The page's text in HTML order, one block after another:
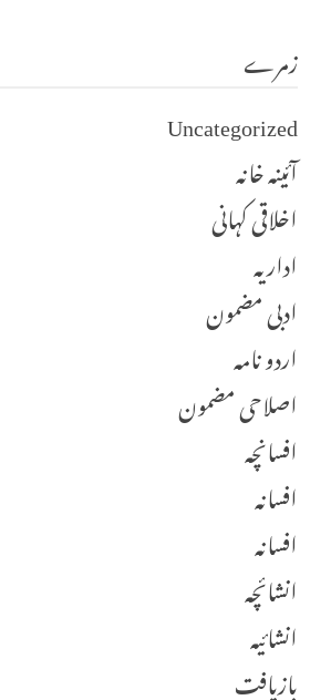
زمرے
Uncategorized
آئینہ خانہ
اخلاقی کہانی
اداریہ
ادبی مضمون
اردو نامہ
اصلاحی مضمون
افسانچہ
افسانہ
افسانہ
انشائچہ
انشائیہ
بازیافت